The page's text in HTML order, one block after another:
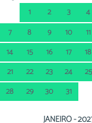
1 2 3 4
7
8 9 10 11
14
15 16 17 18
21
22 23 24 25
28
29 30 31
JANEIRO -